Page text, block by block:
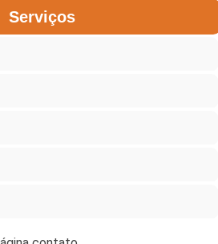
Serviços